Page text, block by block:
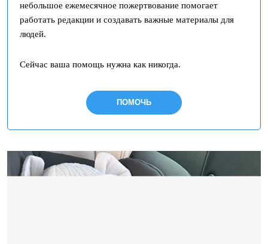
небольшое ежемесячное пожертвование помогает
работать редакции и создавать важные материалы для
людей.
Сейчас ваша помощь нужна как никогда.
ПОМОЧЬ